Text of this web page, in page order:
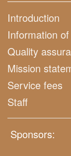
Introduction
Information
Quality
Mission
Service fees
Staff
Sponsors: